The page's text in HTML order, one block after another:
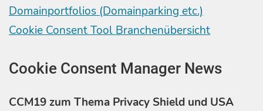
Domainportfolios (Domainparking etc.)
Cookie Consent Tool Branchenübersicht
Cookie Consent Manager News
CCM19 zum Thema Privacy Shield und USA